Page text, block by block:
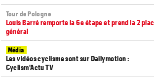
Tour de Pologne
Louis Barré remporte la 6e étape et prend la 2
général
Média
Les vidéos cyclisme sont sur Dailymotion :
Cyclism'Actu TV